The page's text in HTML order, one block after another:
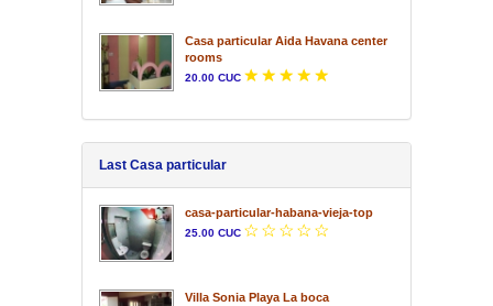
Casa particular Aida Havana center
rooms
20.00 CUC
Last Casa particular
casa-particular-habana-vieja-top
25.00 CUC
Villa Sonia Playa La boca